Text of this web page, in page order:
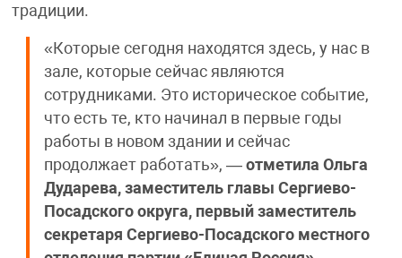
традиции.
«Которые сегодня находятся здесь, у нас в
зале, которые сейчас являются
сотрудниками. Это историческое событие,
что есть те, кто начинал в первые годы
работы в новом здании и сейчас
продолжает работать», — отметила Ольга
Дударева, заместитель главы Сергиево-
Посадского округа, первый заместитель
секретаря Сергиево-Посадского местного